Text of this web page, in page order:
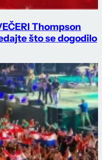
Thompson
što se dogodilo